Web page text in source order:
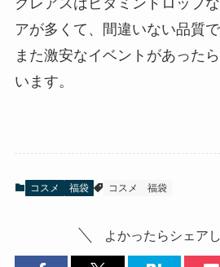
アが多くて、間違いない品質で
また激安なイベントがあった
います。
コスメ 福袋 コスメ 福袋
よかったらシェア